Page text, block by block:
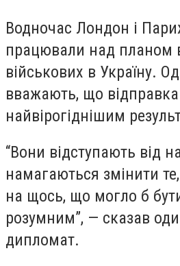
Водночас Лондон і
працювали над планом
військових в Україну.
вважають, що
найвірогіднішим
“Вони відступають від
намагаються змінити
на щось, що могло б
розумним”, — сказав
дипломат.